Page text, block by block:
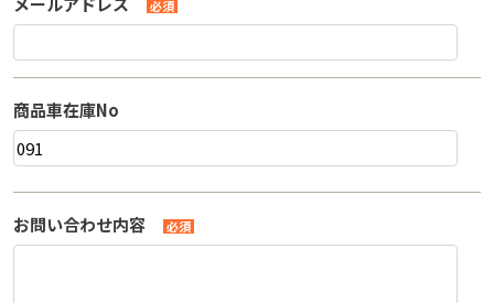
必須
商品車在庫No
お問い合わせ内容 必須